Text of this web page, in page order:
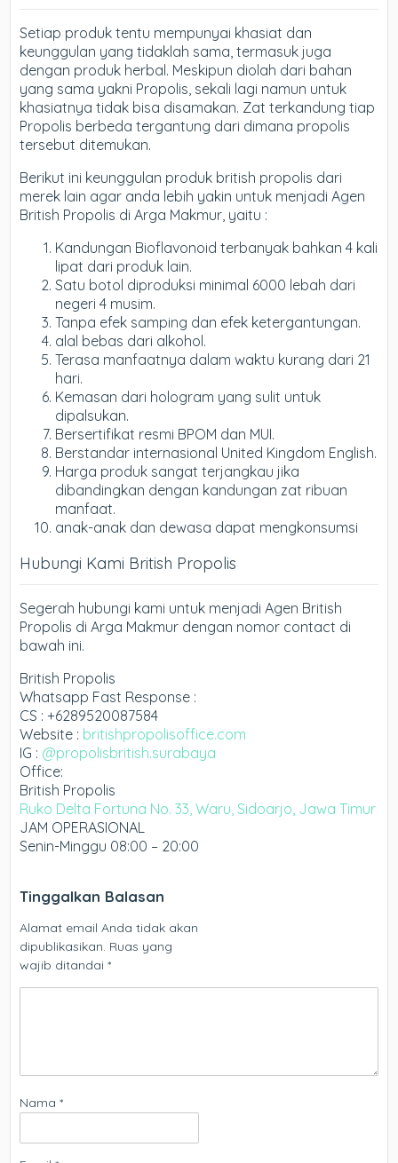
Setiap produk tentu mempunyai khasiat dan
keunggulan yang tidaklah sama, termasuk juga
dengan produk herbal. Meskipun diolah dari bahan
yang sama yakni Propolis, sekali lagi namun untuk
khasiatnya tidak bisa disamakan. Zat terkandung tiap
Propolis berbeda tergantung dari dimana propolis
tersebut ditemukan.
Berikut ini keunggulan produk british propolis dari
merek lain agar anda lebih yakin untuk menjadi Agen
British Propolis di Arga Makmur, yaitu :
Kandungan Bioflavonoid terbanyak bahkan 4 kali
lipat dari produk lain.
Satu botol diproduksi minimal 6000 lebah dari
negeri 4 musim.
Tanpa efek samping dan efek ketergantungan.
alal bebas dari alkohol.
Terasa manfaatnya dalam waktu kurang dari 21
hari.
Kemasan dari hologram yang sulit untuk
dipalsukan.
Bersertifikat resmi BPOM dan MUI.
Berstandar internasional United Kingdom English.
Harga produk sangat terjangkau jika
dibandingkan dengan kandungan zat ribuan
manfaat.
anak-anak dan dewasa dapat mengkonsumsi
Hubungi Kami British Propolis
Segerah hubungi kami untuk menjadi Agen British
Propolis di Arga Makmur dengan nomor contact di
bawah ini.
British Propolis
Whatsapp Fast Response :
CS : +6289520087584
Website : britishpropolisoffice.com
IG : @propolisbritish.surabaya
Office:
British Propolis
Ruko Delta Fortuna No. 33, Waru, Sidoarjo, Jawa Timur
JAM OPERASIONAL
Senin-Minggu 08:00 – 20:00
Tinggalkan Balasan
Alamat email Anda tidak akan
dipublikasikan. Ruas yang
wajib ditandai*
Nama*